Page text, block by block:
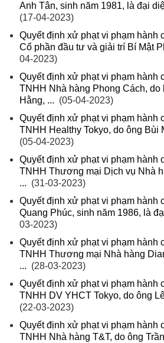
Anh Tân, sinh năm 1981, là đại
(17-04-2023)
Quyết định xử phạt vi phạm hành
Cổ phần đầu tư và giải trí Bí Mật
04-2023)
Quyết định xử phạt vi phạm hành
TNHH Nhà hàng Phong Cách, do
Hằng, ... (05-04-2023)
Quyết định xử phạt vi phạm hành
TNHH Healthy Tokyo, do ông Bùi
(05-04-2023)
Quyết định xử phạt vi phạm hành
TNHH Thương mại Dịch vụ Nhà
... (31-03-2023)
Quyết định xử phạt vi phạm hành
Quang Phúc, sinh năm 1986, là
03-2023)
Quyết định xử phạt vi phạm hành
TNHH Thương mại Nhà hàng
... (28-03-2023)
Quyết định xử phạt vi phạm hành
TNHH DV YHCT Tokyo, do ông
(22-03-2023)
Quyết định xử phạt vi phạm hành
TNHH Nhà hàng T&T, do ông